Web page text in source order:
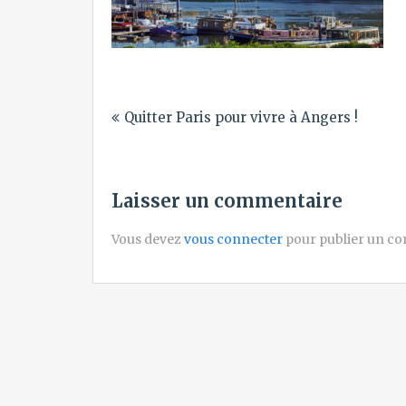
deQuitter Paris pour vivre à Angers !
Laisser un commentaire
Vous devezvous connecter pour publier un